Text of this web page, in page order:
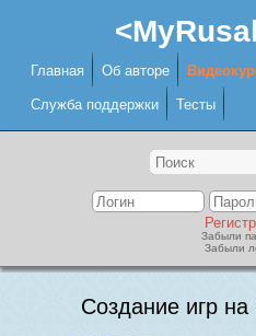
Главная Об авторе
Служба поддержки Тесты
Забыли
Забыли
Создание игр